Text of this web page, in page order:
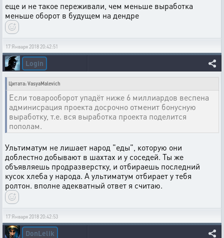
еще и не такое переживали, чем меньше выработка
меньше оборот в будущем на дендре
17 Января 2018 20:42:51
Login
Цитата: VasyaMalevich
Если товарооборот упадёт ниже 6 миллиардов веспена
админисрация проекта досрочно отменит бонусную
выработку, т.е. вся выработка проекта поделится
пополам.
Ультиматум не лишает народ "еды", которую они
доблестно добывают в шахтах и у соседей. Ты же
объявляешь продразверстку, и отбираешь последний
кусок хлеба у народа. А ультиматум отбирает у тебя
ролтон. вполне адекватный ответ я считаю.
17 Января 2018 20:42:53
DonLelik